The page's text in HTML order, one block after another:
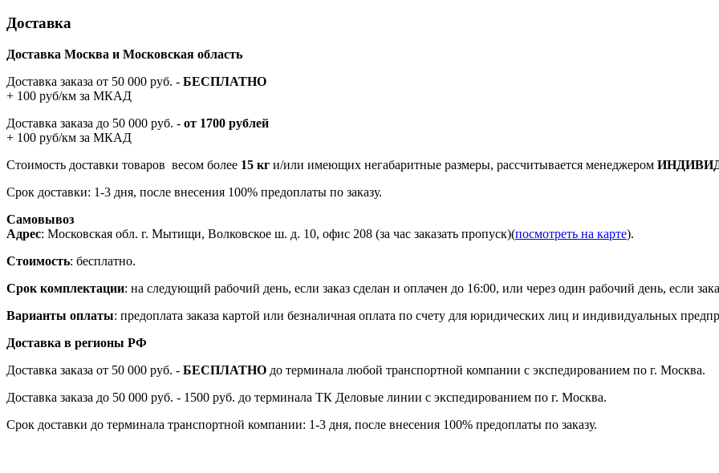
Доставка
Доставка Москва и Московская область
Доставка заказа от 50 000 руб. - БЕСПЛАТНО
+ 100 руб/км за МКАД
Доставка заказа до 50 000 руб. - от 1700 рублей
+ 100 руб/км за МКАД
Стоимость доставки товаров весом более 15 кг и/или имеющих негабаритные размеры, рассчитывается менеджером
Срок доставки: 1-3 дня, после внесения 100% предоплаты по заказу.
Самовывоз
Адрес: Московская обл. г. Мытищи, Волковское ш. д. 10, офис 208 (за час заказать пропуск)(посмотреть на карте).
Стоимость: бесплатно.
Срок комплектации: на следующий рабочий день, если заказ сделан и оплачен до 16:00, или через один рабочий день, если
Варианты оплаты: предоплата заказа картой или безналичная оплата по счету для юридических лиц и индивидуальных
Доставка в регионы РФ
Доставка заказа от 50 000 руб. - БЕСПЛАТНО до терминала любой транспортной компании с экспедированием по г. Москва.
Доставка заказа до 50 000 руб. - 1500 руб. до терминала ТК Деловые линии с экспедированием по г. Москва.
Срок доставки до терминала транспортной компании: 1-3 дня, после внесения 100% предоплаты по заказу.